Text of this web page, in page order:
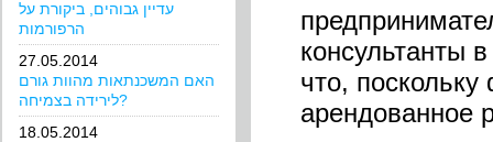
עדיין גבוהים, ביקורת על
הרפורמות
27.05.2014
האם המשכנתאות מהוות גורם
לירידה בצמיחה?
18.05.2014
консультанты
что,
арендованное